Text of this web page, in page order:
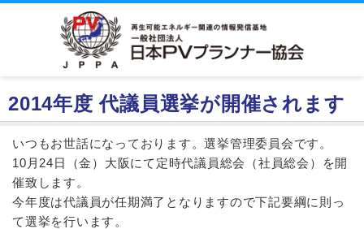
2014年度 代議員選挙が開催されます
いつもお世話になっております。選挙管理委員会です。
10月24日（金）大阪にて定時代議員総会（社員総会）を開
催致します。
今年度は代議員が任期満了となりますので下記要綱に則っ
て選挙を行います。